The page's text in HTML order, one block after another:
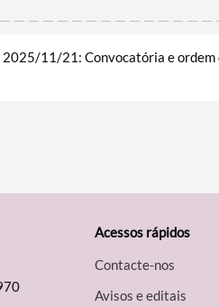
11/21: Convocatória e ordem
Acessos rápidos
Contacte-nos
Avisos e editais